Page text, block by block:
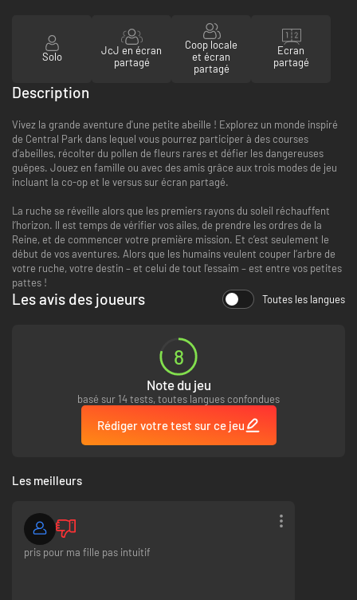
Solo
JcJ en écran
partagé
Coop locale
et écran
partagé
Ecran
partagé
Description
Vivez la grande aventure d'une petite abeille ! Explorez un monde inspiré
de Central Park dans lequel vous pourrez participer à des courses
d’abeilles, récolter du pollen de fleurs rares et défier les dangereuses
guêpes. Jouez en famille ou avec des amis grâce aux trois modes de jeu
incluant la co-op et le versus sur écran partagé.
La ruche se réveille alors que les premiers rayons du soleil réchauffent
l’horizon. Il est temps de vérifier vos ailes, de prendre les ordres de la
Reine, et de commencer votre première mission. Et c’est seulement le
début de vos aventures. Alors que les humains veulent couper l’arbre de
votre ruche, votre destin – et celui de tout l'essaim – est entre vos petites
pattes !
Les avis des joueurs Toutes les langues
8
Note du jeu
basé sur 14 tests, toutes langues confondues
Rédiger votre test sur ce jeu
Les meilleurs
pris pour ma fille pas intuitif